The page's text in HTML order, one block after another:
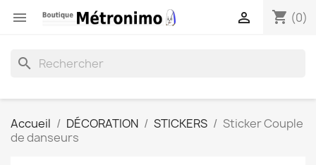
 shopping_cart (0)

search
Accueil DÉCORATION STICKERS
Sticker Couple
de danseurs